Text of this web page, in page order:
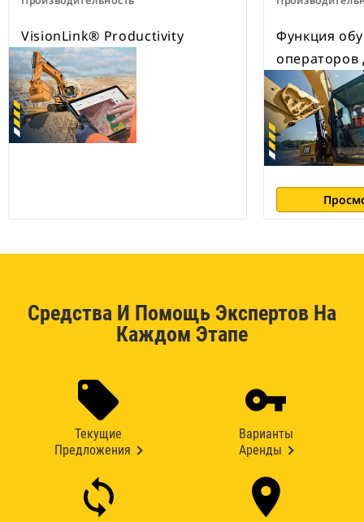
VisionLink® Productivity
Функция
операторов
Средства И Помощь Экспертов На
Каждом Этапе
Текущие
Предложения
Варианты
Аренды